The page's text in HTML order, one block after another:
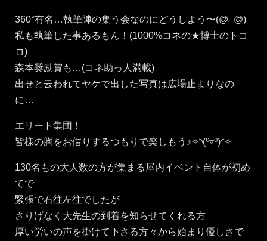
360°有名…執筆陣の集う会なのにどうしよう〜(⁠@⁠_⁠@⁠)
私も執筆した事あるもん！(1000%コネの★博士のトコ
ロ)
森本奨励賞も…(コネ助っ人満載)
出せと云われてヤケで出した写真は広場止まりなの
に…
エリート集団！
皆様の胸をお借りするつもりで楽しもう♪✧⁠◝⁠(⁠⁰⁠▿⁠⁰⁠)⁠◜⁠✧
130名もの大人数の方が集まる屋内イベント自体が初め
てで
緊張で右往左往でしたが
さりげなく大先生の到着を知らせてくれる方
厚い労いの声を掛けて下さる方々から始まり優しさで